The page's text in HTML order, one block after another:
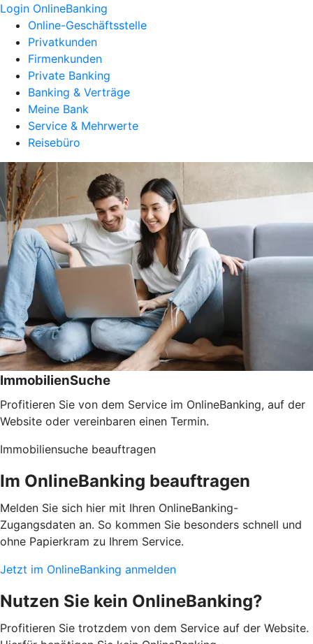
Login OnlineBanking
Online-Geschäftsstelle
Privatkunden
Firmenkunden
Private Banking
Banking & Verträge
Meine Bank
Service & Mehrwerte
Reisebüro
ImmobilienSuche
Profitieren Sie von dem Service im OnlineBanking, auf der
Website oder vereinbaren einen Termin.
Immobiliensuche beauftragen
Im OnlineBanking beauftragen
Melden Sie sich hier mit Ihren OnlineBanking-
Zugangsdaten an. So kommen Sie besonders schnell und
ohne Papierkram zu Ihrem Service.
Jetzt im OnlineBanking anmelden
Nutzen Sie kein OnlineBanking?
Profitieren Sie trotzdem von dem Service auf der Website.